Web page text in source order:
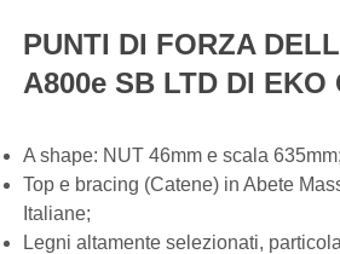
PUNTI DI FORZA
A800e SB LTD DI EKO
A shape: NUT 46mm e scala 635mm;
Top e bracing (Catene) in Abete
Italiane;
Legni altamente selezionati,